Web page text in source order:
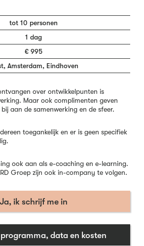
tot 10 personen
1 dag
€ 995
Amsterdam, Eindhoven
over ontwikkelpunten is
Maar ook complimenten geven
aan de samenwerking en de sfeer.
toegankelijk en er is geen specifiek
ook aan als e-coaching en e-learning.
Groep zijn ook in-company te volgen.
Ja, ik schrijf me in
data en kosten